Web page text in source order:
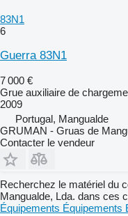
83N1
6
Guerra 83N1
7 000 €
Grue auxiliaire de
2009
Portugal, Mangualde
GRUMAN - Gruas de
Contacter le vendeur
Recherchez le matériel du
Mangualde, Lda. dans ces
Équipements Équipements